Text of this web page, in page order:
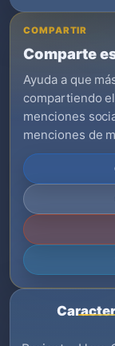
COMPARTIR
Comparte
Ayuda a que
compartiendo
menciones
menciones de